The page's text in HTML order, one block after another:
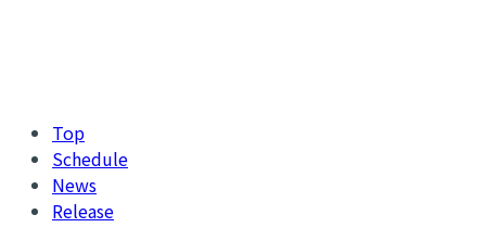
Top
Schedule
News
Release